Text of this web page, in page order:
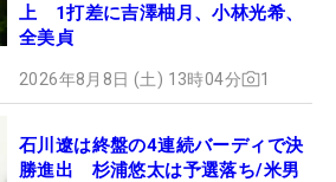
上 1打差に吉澤柚月、小林光希、
全美貞
2026年8月8日 (土) 13時04分 1
石川遼は終盤の4連続バーディで決
勝進出 杉浦悠太は予選落ち/米男